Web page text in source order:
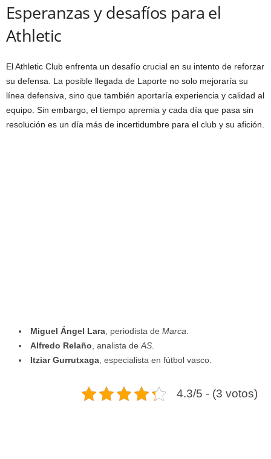
Esperanzas y desafíos para el
Athletic
El Athletic Club enfrenta un desafío crucial en su intento de reforzar
su defensa. La posible llegada de Laporte no solo mejoraría su
línea defensiva, sino que también aportaría experiencia y calidad al
equipo. Sin embargo, el tiempo apremia y cada día que pasa sin
resolución es un día más de incertidumbre para el club y su afición.
Miguel Ángel Lara , periodista de Marca
Alfredo Relaño , analista de AS
Itziar Gurrutxaga , especialista en fútbol vasco.
4.3/5 - (3 votos)